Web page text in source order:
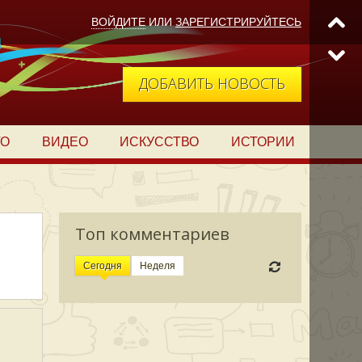
ВОЙДИТЕ ИЛИ ЗАРЕГИСТРИРУЙТЕСЬ
ДОБАВИТЬ НОВОСТЬ
ВИДЕО ИСКУССТВО ИСТОРИИ
Топ комментариев
Сегодня Неделя